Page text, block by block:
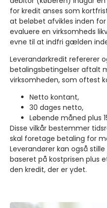
for kredit anses som
at beløbet afvikles inden
evaluere en virksomheds
evne til at indfri gælden
Leverandørkredit refererer
betalingsbetingelser aftalt
virksomheden, som oftest
Netto kontant,
30 dages netto,
Løbende måned plus
Disse vilkår bestemmer
skal foretage betaling for
Leverandører kan også
baseret på kostprisen plus
den kredit, der er ydet.